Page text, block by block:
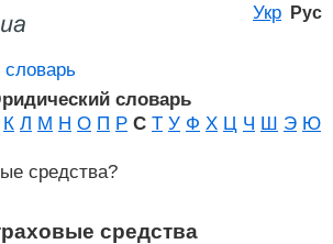
Укр Рус
словарь
К Л М Н О П Р С Т У Ф Х Ц Ч Ш Э Ю
средства?
средства